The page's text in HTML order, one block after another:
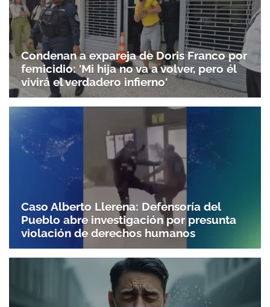
Condenan a expareja de Doris Franco por
femicidio: 'Mi hija no va a volver, pero él
vivirá el verdadero infierno'
Caso Alberto Llerena: Defensoría del
Pueblo abre investigación por presunta
violación de derechos humanos